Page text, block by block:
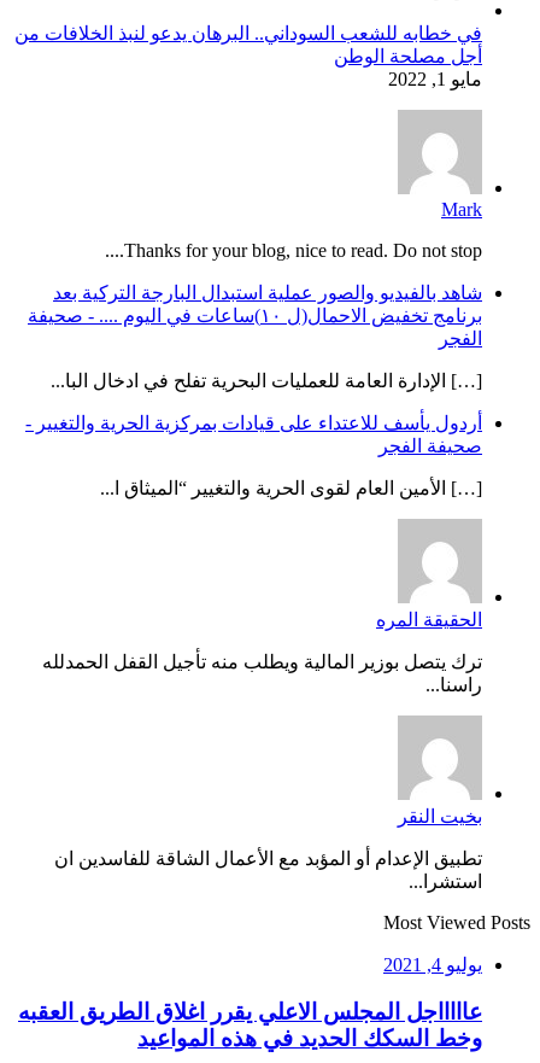
في خطابه للشعب السوداني.. البرهان يدعو لنبذ الخلافات من
أجل مصلحة الوطن
مايو 1, 2022
Mark
Thanks for your blog, nice to read. Do not stop....
شاهد بالفيديو والصور عملية استبدال البارجة التركية بعد
برنامج تخفيض الاحمال(ل ١٠)ساعات في اليوم .... - صحيفة
الفجر
[…] الإدارة العامة للعمليات البحرية تفلح في ادخال البا...
أردول يأسف للاعتداء على قيادات بمركزية الحرية والتغيير -
صحيفة الفجر
[…] الأمين العام لقوى الحرية والتغيير “الميثاق ا...
الحقيقة المره
ترك يتصل بوزير المالية ويطلب منه تأجيل القفل الحمدلله
راسنا...
بخيت النقر
تطبيق الإعدام أو المؤبد مع الأعمال الشاقة للفاسدين ان
استشرا...
Most Viewed Posts
يوليو 4, 2021
عاااااجل المجلس الاعلي يقرر اغلاق الطريق العقبه
وخط السكك الحديد في هذه المواعيد